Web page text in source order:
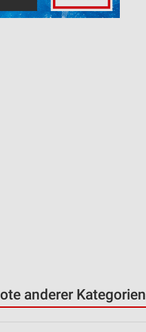
anderer Kategorien